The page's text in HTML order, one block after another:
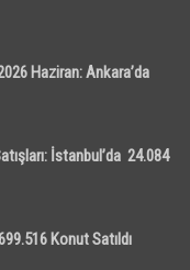
Haziran: Ankara’da
İstanbul’da 24.084
Konut Satıldı